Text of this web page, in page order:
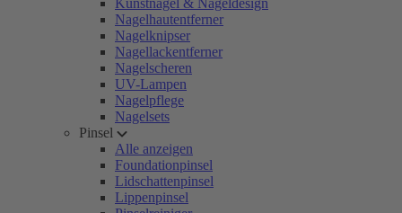
Kunstnägel & Nageldesign
Nagelhautentferner
Nagelknipser
Nagellackentferner
Nagelscheren
UV-Lampen
Nagelpflege
Nagelsets
Pinsel
Alle anzeigen
Foundationpinsel
Lidschattenpinsel
Lippenpinsel